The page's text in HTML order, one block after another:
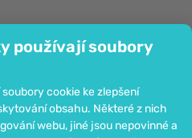
používají soubory
cookie ke zlepšení
obsahu. Některé z nich
webu, jiné jsou nepovinné a